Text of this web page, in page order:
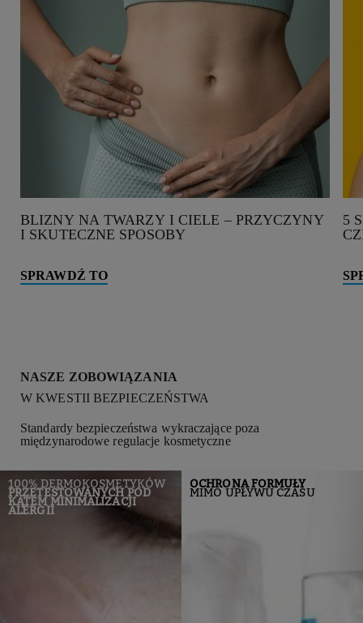
BLIZNY NA TWARZY I CIELE – PRZYCZYNY
I SKUTECZNE SPOSOBY
SPRAWDŹ TO
5
NASZE ZOBOWIĄZANIA
W KWESTII BEZPIECZEŃSTWA
Standardy bezpieczeństwa wykraczające poza
międzynarodowe regulacje kosmetyczne
100% DERMOKOSMETYKÓW
PRZETESTOWANYCH POD
KĄTEM MINIMALIZACJI
ALERGII
OCHRONA FORMUŁY
MIMO UPŁYWU CZASU